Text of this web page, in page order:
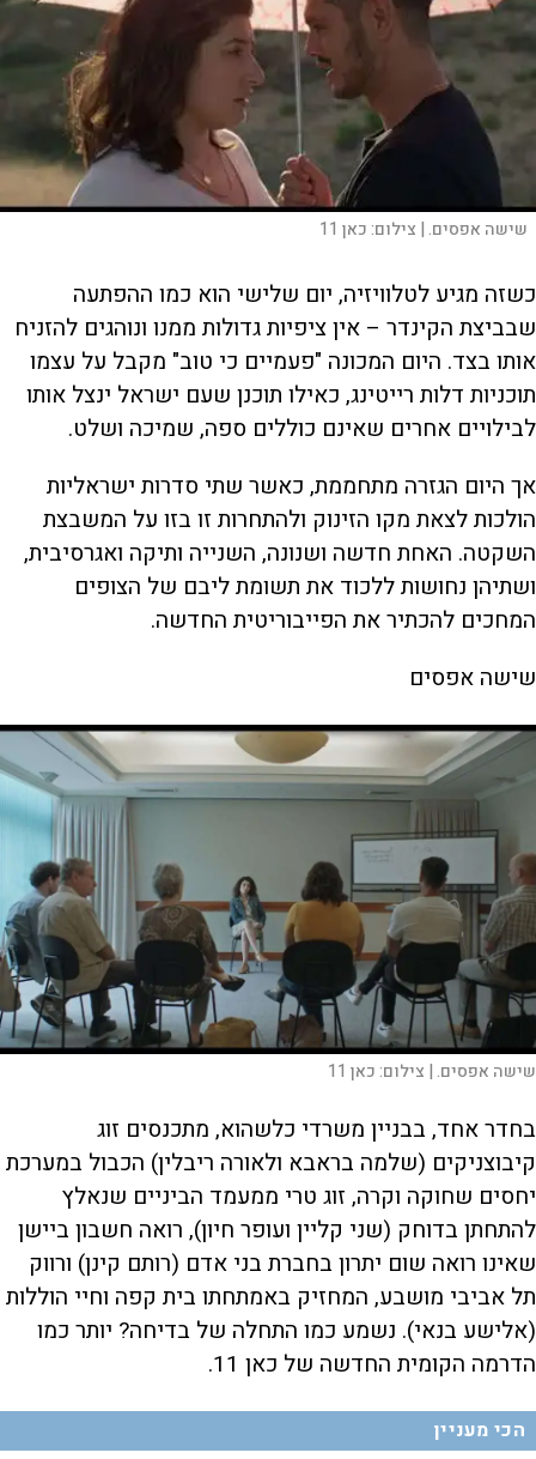
שישה אפסים. | צילום:כאן 11
כשזה מגיע לטלוויזיה, יום שלישי הוא כמו ההפתעה
שבביצת הקינדר – אין ציפיות גדולות ממנו ונוהגים להזניח
אותו בצד. היום המכונה "פעמיים כי טוב" מקבל על עצמו
תוכניות דלות רייטינג, כאילו תוכנן שעם ישראל ינצל אותו
לבילויים אחרים שאינם כוללים ספה, שמיכה ושלט.
אך היום הגזרה מתחממת, כאשר שתי סדרות ישראליות
הולכות לצאת מקו הזינוק ולהתחרות זו בזו על המשבצת
השקטה. האחת חדשה ושנונה, השנייה ותיקה ואגרסיבית,
ושתיהן נחושות ללכוד את תשומת ליבם של הצופים
המחכים להכתיר את הפייבוריטית החדשה.
שישה אפסים
שישה אפסים. | צילום:כאן 11
בחדר אחד, בבניין משרדי כלשהוא, מתכנסים זוג
קיבוצניקים (שלמה בראבא ולאורה ריבלין) הכבול במערכת
יחסים שחוקה וקרה, זוג טרי ממעמד הביניים שנאלץ
להתחתן בדוחק (שני קליין ועופר חיון), רואה חשבון ביישן
שאינו רואה שום יתרון בחברת בני אדם (רותם קינן) ורווק
תל אביבי מושבע, המחזיק באמתחתו בית קפה וחיי הוללות
(אלישע בנאי). נשמע כמו התחלה של בדיחה? יותר כמו
הדרמה הקומית החדשה של כאן 11.
הכי מעניין